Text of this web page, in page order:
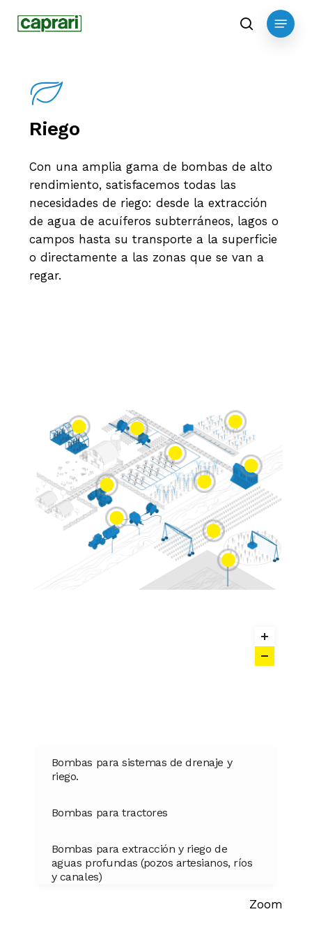
search
Menu
Riego
Con una amplia gama de bombas de alto
rendimiento, satisfacemos todas las
necesidades de riego: desde la extracción
de agua de acuíferos subterráneos, lagos o
campos hasta su transporte a la superficie
o directamente a las zonas que se van a
regar.
Bombas para sistemas de drenaje y
riego.
Bombas para tractores
Bombas para extracción y riego de
aguas profundas (pozos artesianos, ríos
y canales)
Zoom